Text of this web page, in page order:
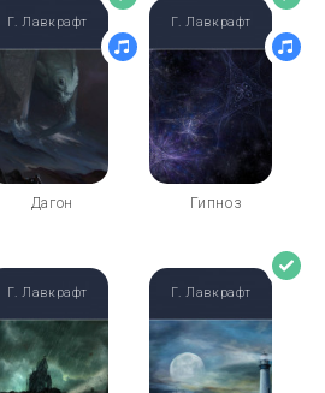
Дагон
Г. Лавкрафт
Гипноз
Г. Лавкрафт
Г. Лавкрафт Г. Лавкрафт